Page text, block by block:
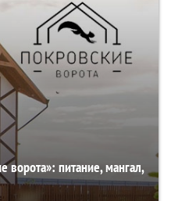
ворота»: питание, мангал,